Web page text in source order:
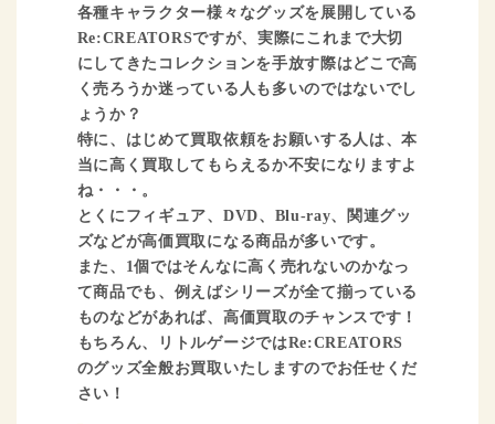
各種キャラクター様々なグッズを展開している
Re:CREATORSですが、実際にこれまで大切
にしてきたコレクションを手放す際はどこで高
く売ろうか迷っている人も多いのではないでし
ょうか？
特に、はじめて買取依頼をお願いする人は、本
当に高く買取してもらえるか不安になりますよ
ね・・・。
とくにフィギュア、DVD、Blu-ray、関連グッ
ズなどが高価買取になる商品が多いです。
また、1個ではそんなに高く売れないのかなっ
て商品でも、例えばシリーズが全て揃っている
ものなどがあれば、高価買取のチャンスです！
もちろん、リトルゲージではRe:CREATORS
のグッズ全般お買取いたしますのでお任せくだ
さい！